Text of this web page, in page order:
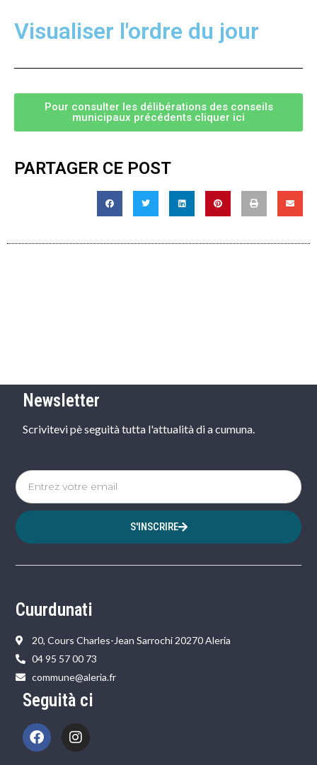
Visualiser l'ordre du jour
Pour consulter les délibérations des conseils
municipaux précédents cliquer ici
PARTAGER CE POST
Newsletter
Scrivitevi pè seguità tutta l'attualità di a cumuna.
S'INSCRIRE
Cuurdunati
20, Cours Charles-Jean Sarrochi 20270 Aleria
04 95 57 00 73
commune@aleria.fr
Seguità ci